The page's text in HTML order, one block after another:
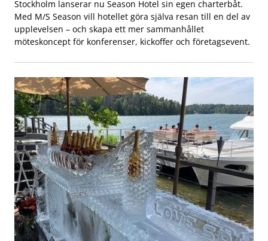
Stockholm lanserar nu Season Hotel sin egen charterbåt.
Med M/S Season vill hotellet göra själva resan till en del av
upplevelsen – och skapa ett mer sammanhållet
möteskoncept för konferenser, kickoffer och företagsevent.